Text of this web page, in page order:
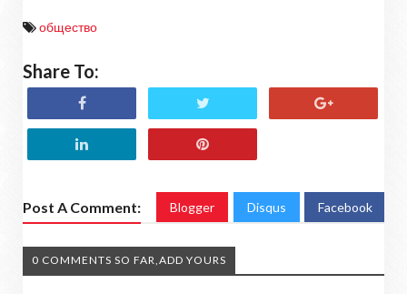
общество
Share To:
Post A Comment: Blogger Disqus Facebook
0 COMMENTS SO FAR,ADD YOURS